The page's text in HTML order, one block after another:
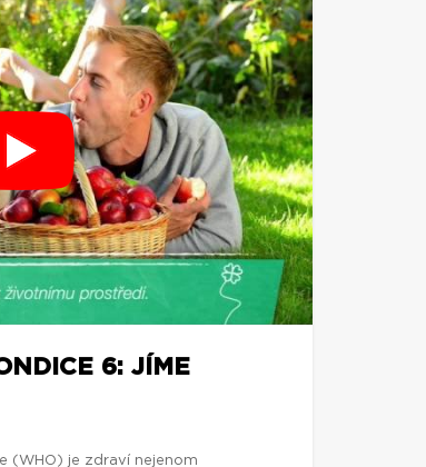
6: JÍME
(WHO) je zdraví nejenom